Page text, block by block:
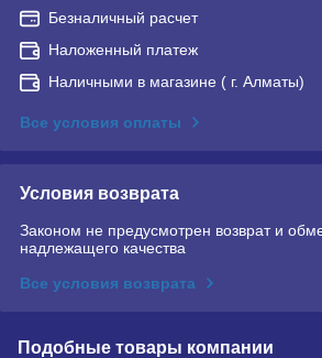
Безналичный расчет
Наложенный платеж
Наличными в магазине ( г. Алматы)
Все условия оплаты
Условия возврата
Законом не предусмотрен возврат и
надлежащего качества
Все условия возврата
Подобные товары компании